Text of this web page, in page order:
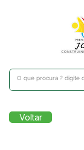
Voltar